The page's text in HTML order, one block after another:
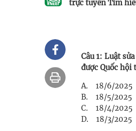
trực tuyến Tìm
Câu 1: Luật
được Quốc hội
A. 18/6/2025
B. 18/5/2025
C. 18/4/2025
D. 18/3/2025